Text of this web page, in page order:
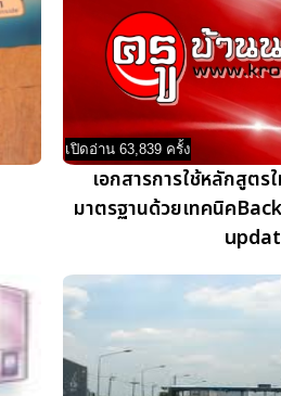
เปิดอ่าน 63,839 ครั้ง
เอกสารการใช้หลักสูตร
มาตรฐานด้วยเทคนิค